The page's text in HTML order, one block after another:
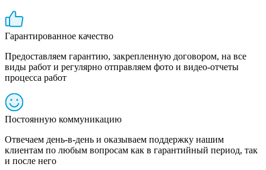
Гарантированное качество
Предоставляем гарантию, закрепленную договором, на все
виды работ и регулярно отправляем фото и видео-отчеты
процесса работ
Постоянную коммуникацию
Отвечаем день-в-день и оказываем поддержку нашим
клиентам по любым вопросам как в гарантийный период, так
и после него